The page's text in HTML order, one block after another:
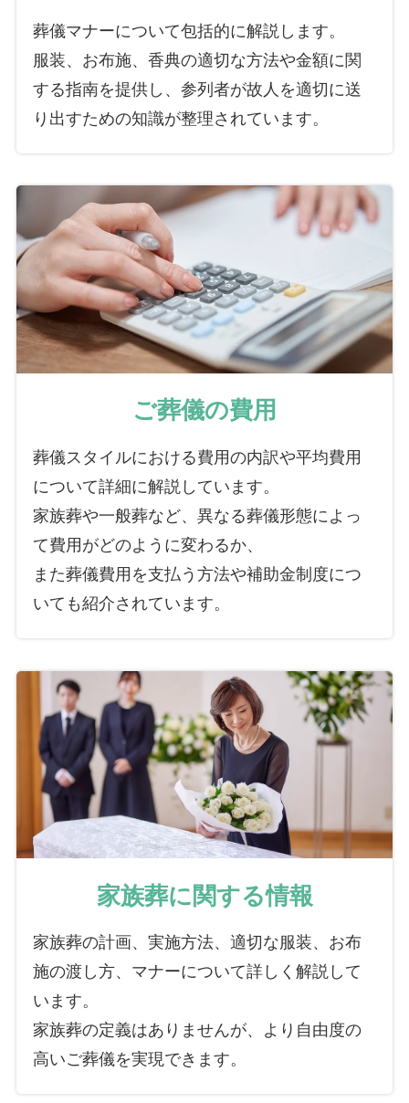
葬儀マナーについて包括的に解説します。
服装、お布施、香典の適切な方法や金額に関
する指南を提供し、参列者が故人を適切に送
り出すための知識が整理されています。
ご葬儀の費用
葬儀スタイルにおける費用の内訳や平均費用
について詳細に解説しています。
家族葬や一般葬など、異なる葬儀形態によっ
て費用がどのように変わるか、
また葬儀費用を支払う方法や補助金制度につ
いても紹介されています。
家族葬に関する情報
家族葬の計画、実施方法、適切な服装、お布
施の渡し方、マナーについて詳しく解説して
います。
家族葬の定義はありませんが、より自由度の
高いご葬儀を実現できます。